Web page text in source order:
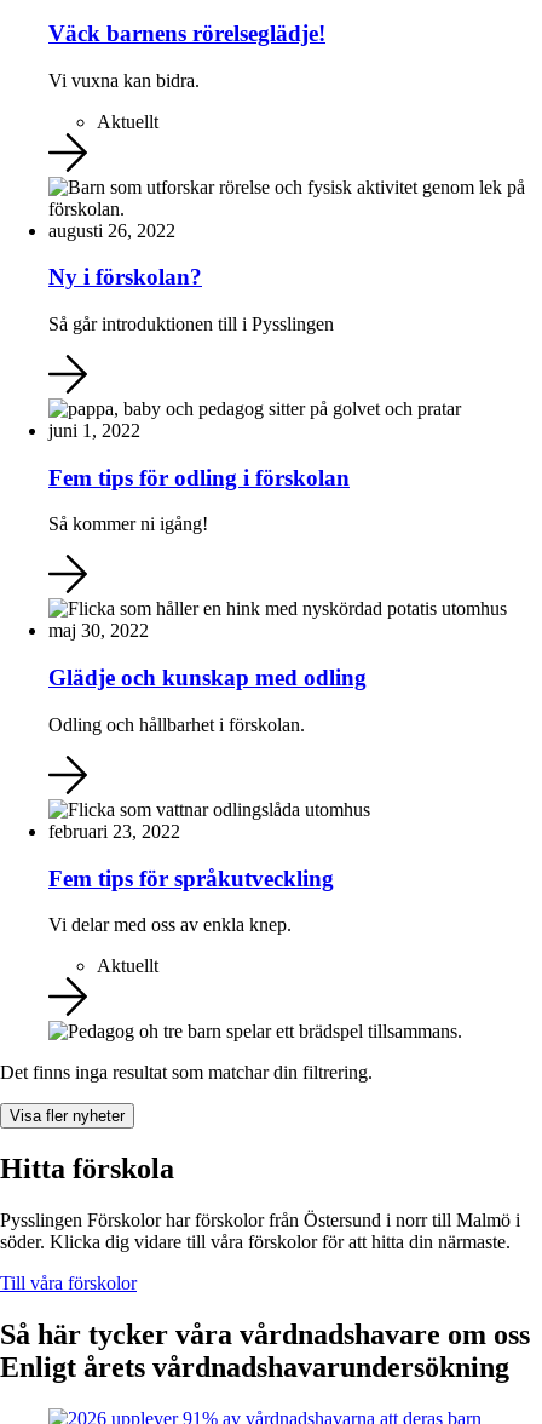
Väck barnens rörelseglädje!
Vi vuxna kan bidra.
Aktuellt
augusti 26, 2022
Ny i förskolan?
Så går introduktionen till i Pysslingen
juni 1, 2022
Fem tips för odling i förskolan
Så kommer ni igång!
maj 30, 2022
Glädje och kunskap med odling
Odling och hållbarhet i förskolan.
februari 23, 2022
Fem tips för språkutveckling
Vi delar med oss av enkla knep.
Aktuellt
Det finns inga resultat som matchar din filtrering.
Visa fler nyheter
Hitta förskola
Pysslingen Förskolor har förskolor från Östersund i norr till Malmö i
söder. Klicka dig vidare till våra förskolor för att hitta din närmaste.
Till våra förskolor
Så här tycker våra vårdnadshavare om oss
Enligt årets vårdnadshavarundersökning